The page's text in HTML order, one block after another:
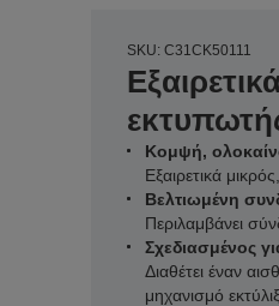
SKU: C31CK50111
Κομψή,
Εξαιρετικά
Βελτιωμένη
Περιλαμβάνει
Σχεδιασμένος
Διαθέτει έναν
μηχανισμό